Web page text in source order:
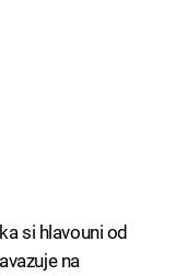
si hlavouni od
na